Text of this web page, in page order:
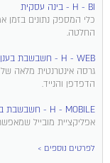
H - BI - בינה עסקית
כלי המספק נתונים בזמן
החלטה.
H - WEB - חשבשבת בענן
הדפדפן והנייד.
H - MOBILE - חשבשבת בנייד
אפליקציית מובייל
לפרטים נוספים >